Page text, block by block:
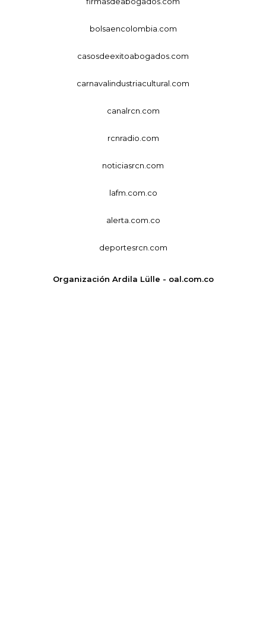
bolsaencolombia.com
casosdeexitoabogados.com
carnavalindustriacultural.com
canalrcn.com
rcnradio.com
noticiasrcn.com
lafm.com.co
alerta.com.co
deportesrcn.com
Organización Ardila Lülle - oal.com.co